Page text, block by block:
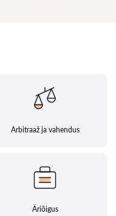
Arbitraaž ja vahendus
Äriõigus